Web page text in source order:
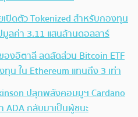
เปิดตัว Tokenized สำหรับกองทุน
มูลค่า 3.11 แสนล้านดอลลาร์
งอิตาลี ลดสัดส่วน Bitcoin ETF
น ใน Ethereum แทนถึง 3 เท่า
ปลุกพลังคอมมูฯ Cardano
ADA กลับมาเป็นผู้ชนะ